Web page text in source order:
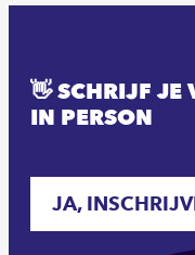
👋 SCHRIJF
IN PERSON
JA,